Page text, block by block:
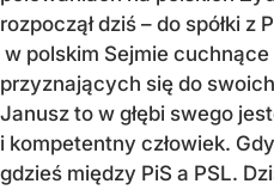
rozpoczął dziś – do spółki z
w polskim Sejmie
przyznających się do
Janusz to w głębi swego
i kompetentny człowiek.
gdzieś między PiS a PSL.